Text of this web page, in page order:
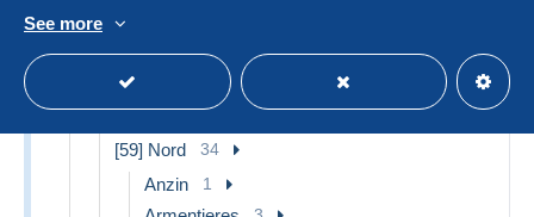
[58] Nièvre
Cosne Cours sur Loire 1
Other & unclassified 1
[59] Nord 34
Anzin 1
See more